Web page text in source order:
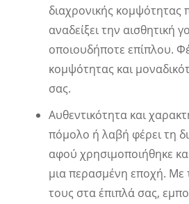
διαχρονικής κομψότητας
αναδείξει την αισθητική
οποιουδήποτε επίπλου.
κομψότητας και
σας.
Αυθεντικότητα και
πόμολο ή λαβή φέρει τη
αφού χρησιμοποιήθηκε
μια περασμένη εποχή.
τους στα έπιπλά σας,